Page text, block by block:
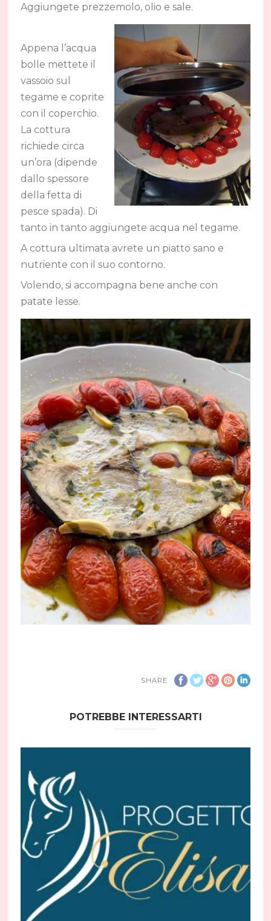
Aggiungete prezzemolo, olio e sale.
Appena l’acqua
bolle mettete il
vassoio sul
tegame e coprite
con il coperchio.
La cottura
richiede circa
un’ora (dipende
dallo spessore
della fetta di
pesce spada). Di
tanto in tanto aggiungete acqua nel tegame.
A cottura ultimata avrete un piatto sano e
nutriente con il suo contorno.
Volendo, si accompagna bene anche con
patate lesse.
SHARE
POTREBBE INTERESSARTI